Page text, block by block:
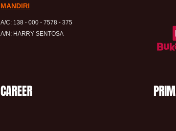
MANDIRI
A/C: 138 - 000 - 7578 - 375
A/N: HARRY SENTOSA
CAREER